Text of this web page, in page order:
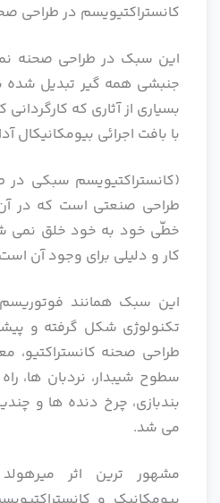
کانستراکتیویسم در طراحی
این سبک در طراحی صحنه
جنبشی همه گیر تبدیل شده
بسیاری از آثاری که کارگردانی
با بافت اجرائی بیومکانیکال
(کانستراکتیویسم سبکی در
طراحی صنعتی است که در
خطّی خود به خود خلق نمی
کار و دلیلی برای وجود آن
این سبک همانند فوتوریسم
تکنولوژی شکل گرفته و
طراحی صحنه کانستراکتیو،
سطوح شیبدار، نردبان ها،
بندبازی، چرخ دنده ها و
می شد.
مشهور ترین اثر